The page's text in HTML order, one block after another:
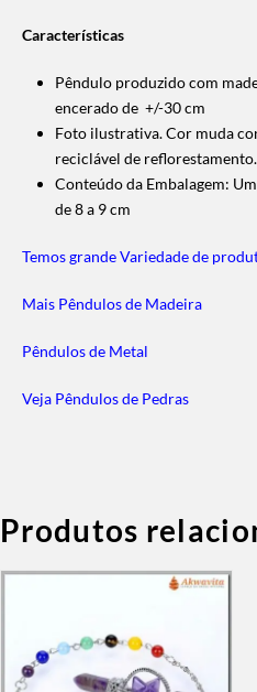
Características
Pêndulo produzido com
encerado de +/-30 cm
Foto ilustrativa. Cor muda
reciclável de reflorestamento.
Conteúdo da Embalagem:
de 8 a 9 cm
Temos grande Variedade de
Mais Pêndulos de Madeira
Pêndulos de Metal
Veja Pêndulos de Pedras
Produtos